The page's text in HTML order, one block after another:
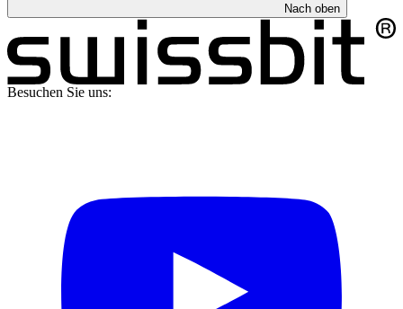
Nach oben
Besuchen Sie uns: